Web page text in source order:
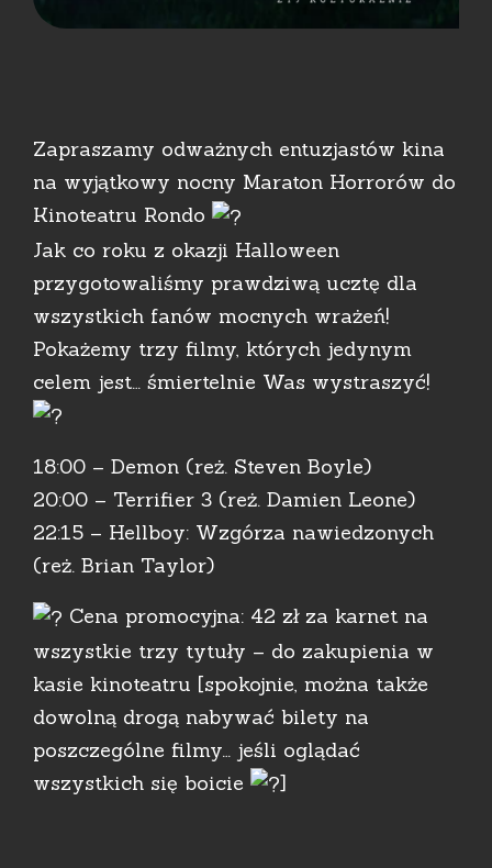
Zapraszamy odważnych entuzjastów kina
na wyjątkowy nocny Maraton Horrorów do
Kinoteatru Rondo
Jak co roku z okazji Halloween
przygotowaliśmy prawdziwą ucztę dla
wszystkich fanów mocnych wrażeń!
Pokażemy trzy filmy, których jedynym
celem jest… śmiertelnie Was wystraszyć!
18:00 – Demon (reż. Steven Boyle)
20:00 – Terrifier 3 (reż. Damien Leone)
22:15 – Hellboy: Wzgórza nawiedzonych
(reż. Brian Taylor)
Cena promocyjna: 42 zł za karnet na
wszystkie trzy tytuły – do zakupienia w
kasie kinoteatru [spokojnie, można także
dowolną drogą nabywać bilety na
poszczególne filmy… jeśli oglądać
wszystkich się boicie
]